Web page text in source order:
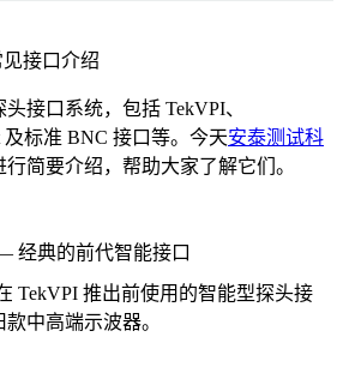
接口介绍
头接口系统，包括 TekVPI、
及标准 BNC 接口等。今天安泰测试科
行简要介绍，帮助大家了解它们 。
经典的前代智能接口
TekVPI 推出前使用的智能型探头接
中高端示波器。